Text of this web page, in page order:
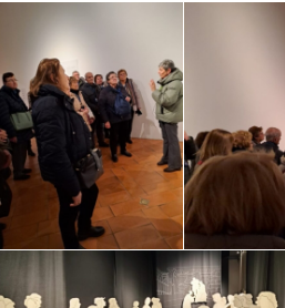
Gruppo Famiglia – Unisciti a noi!